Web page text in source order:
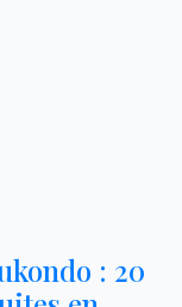
: 20